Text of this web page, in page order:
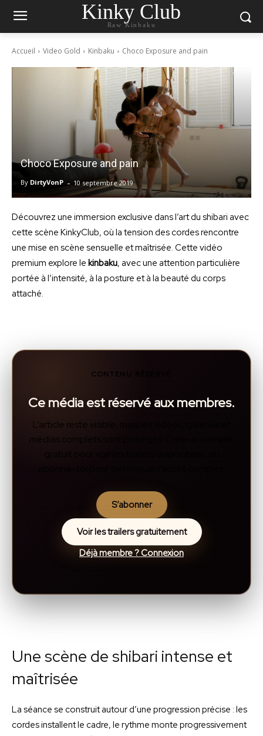
Kinky Club
Raw Kinbaku
Accueil Video Gold Kinbaku Choco Exposure and pain
Choco Exposure and pain
By DirtyVonP - 10 septembre 2019
Découvrez une immersion exclusive dans l’art du shibari avec
cette scène KinkyClub, où la tension des cordes rencontre
une mise en scène sensuelle et maîtrisée. Cette vidéo
premium explore le kinbaku, avec une attention particulière
portée à l’intensité, à la posture et à la beauté du corps
attaché.
CONTENU RÉSERVÉ
Ce média est réservé aux membres.
L’article reste visible, mais les vidéos, galeries et
médias complets sont protégés. Crée un compte
S’abonner
Voir les trailers gratuitement
Déjà membre ? Connexion
Une scène de shibari intense et
maîtrisée
La séance se construit autour d’une progression précise : les
cordes installent le cadre, le rythme monte progressivement